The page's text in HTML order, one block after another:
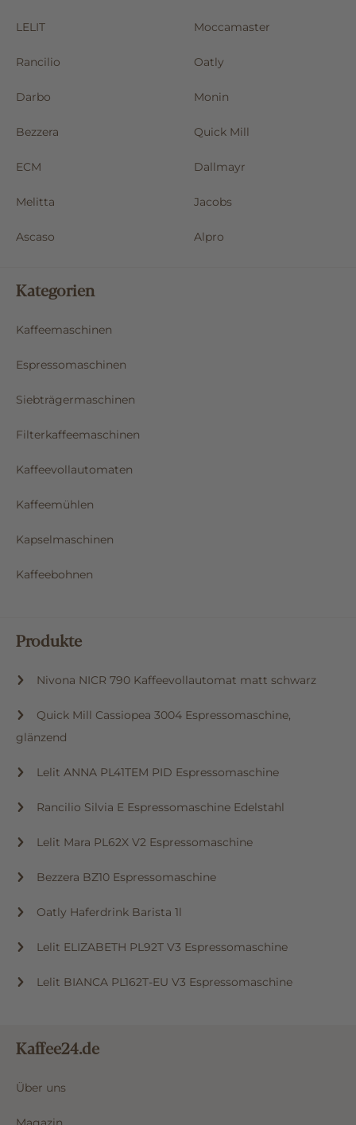
LELIT Moccamaster
Rancilio Oatly
Darbo Monin
Bezzera Quick Mill
ECM Dallmayr
Melitta Jacobs
Ascaso Alpro
Kategorien
Kaffeemaschinen
Espressomaschinen
Siebträgermaschinen
Filterkaffeemaschinen
Kaffeevollautomaten
Kaffeemühlen
Kapselmaschinen
Kaffeebohnen
Produkte
Nivona NICR 790 Kaffeevollautomat matt schwarz
Quick Mill Cassiopea 3004 Espressomaschine,
glänzend
Lelit ANNA PL41TEM PID Espressomaschine
Rancilio Silvia E Espressomaschine Edelstahl
Lelit Mara PL62X V2 Espressomaschine
Bezzera BZ10 Espressomaschine
Oatly Haferdrink Barista 1l
Lelit ELIZABETH PL92T V3 Espressomaschine
Lelit BIANCA PL162T-EU V3 Espressomaschine
Kaffee24.de
Über uns